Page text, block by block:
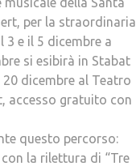
per la straordinaria
e il 5 dicembre a
si esibirà in Stabat
dicembre al Teatro
accesso gratuito con
questo percorso:
la rilettura di “Tre